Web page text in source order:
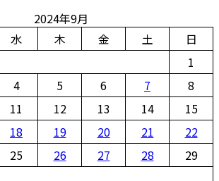
2024年9月
水 木 金 土
日
1
4 5 6 7
8
11 12 13 14
15
18 19 20 21
22
25 26 27 28
29